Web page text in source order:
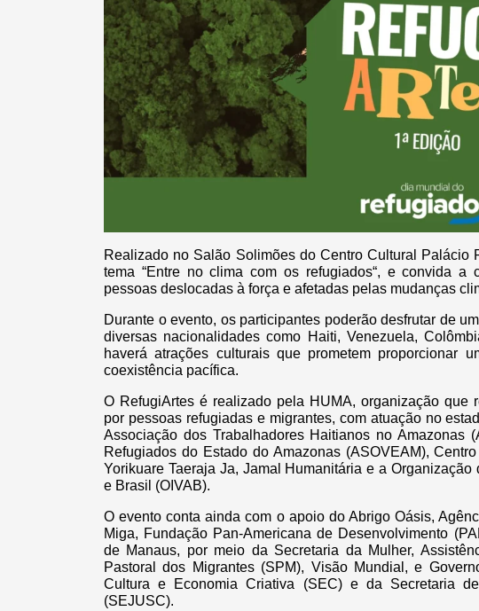
Realizado no Salão Solimões do Centro Cultural Palácio
tema “Entre no clima com os refugiados“, e convida a
pessoas deslocadas à força e afetadas pelas mudanças
Durante o evento, os participantes poderão desfrutar de
diversas nacionalidades como Haiti, Venezuela,
haverá atrações culturais que prometem proporcionar
coexistência pacífica.
O RefugiArtes é realizado pela HUMA, organização que
por pessoas refugiadas e migrantes, com atuação no
Associação dos Trabalhadores Haitianos no Amazonas
Refugiados do Estado do Amazonas (ASOVEAM),
Yorikuare Taeraja Ja, Jamal Humanitária e a
e Brasil (OIVAB).
O evento conta ainda com o apoio do Abrigo Oásis,
Miga, Fundação Pan-Americana de Desenvolvimento
de Manaus, por meio da Secretaria da Mulher,
Pastoral dos Migrantes (SPM), Visão Mundial, e
Cultura e Economia Criativa (SEC) e da Secretaria
(SEJUSC).